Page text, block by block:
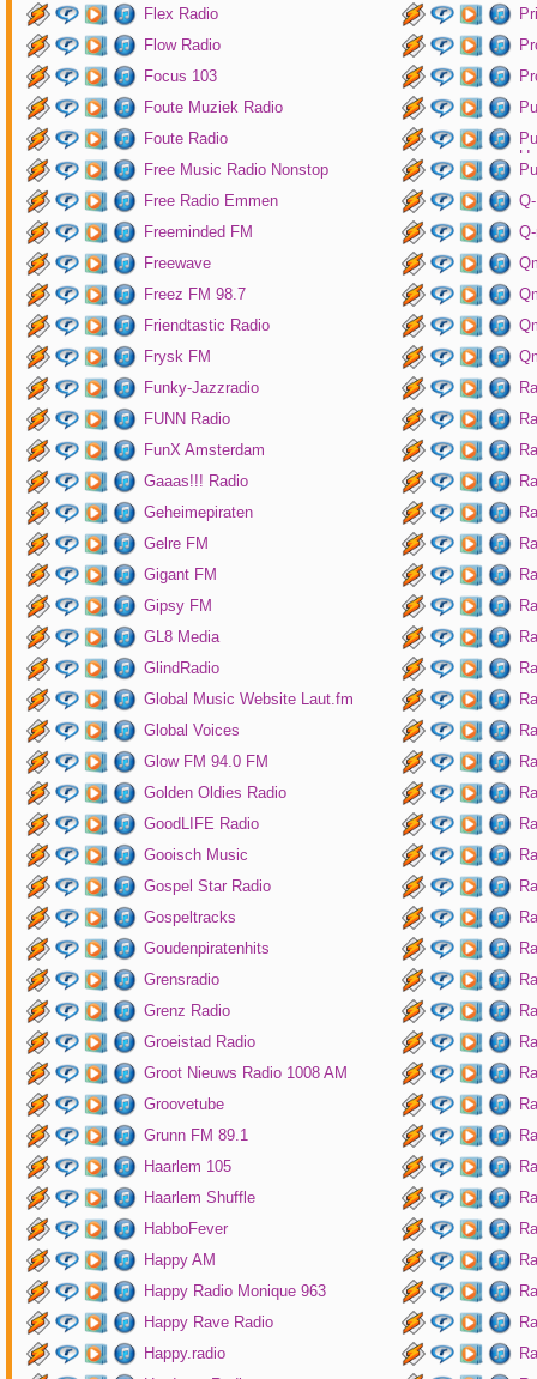
Flex Radio
Flow Radio
Focus 103
Foute Muziek Radio
Foute Radio
Free Music Radio Nonstop
Free Radio Emmen
Freeminded FM
Freewave
Freez FM 98.7
Friendtastic Radio
Frysk FM
Funky-Jazzradio
FUNN Radio
FunX Amsterdam
Gaaas!!! Radio
Geheimepiraten
Gelre FM
Gigant FM
Gipsy FM
GL8 Media
GlindRadio
Global Music Website Laut.fm
Global Voices
Glow FM 94.0 FM
Golden Oldies Radio
GoodLIFE Radio
Gooisch Music
Gospel Star Radio
Gospeltracks
Goudenpiratenhits
Grensradio
Grenz Radio
Groeistad Radio
Groot Nieuws Radio 1008 AM
Groovetube
Grunn FM 89.1
Haarlem 105
Haarlem Shuffle
HabboFever
Happy AM
Happy Radio Monique 963
Happy Rave Radio
Happy.radio